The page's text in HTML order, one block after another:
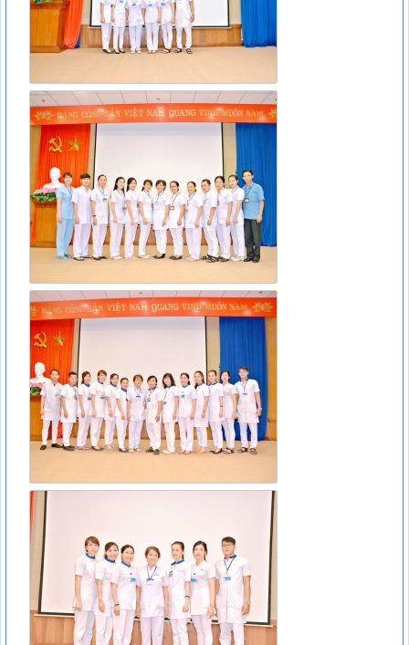
Lượt xem:11813 | lượt tải:266
15466/QLD – TT
Cục Quản lý Dược: Cập nhật hướng dẫn sử dụng đối với
II
Lượt xem:6376 | lượt tải:111